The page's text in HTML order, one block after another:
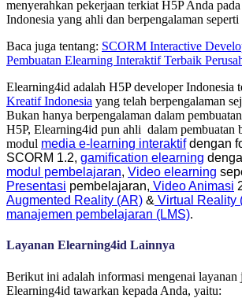
menyerahkan pekerjaan terkiat H5P Anda
Indonesia yang ahli dan berpengalaman
Baca juga tentang: SCORM Interactive
Pembuatan Elearning Interaktif Terbaik
Elearning4id adalah H5P developer Indonesia
Kreatif Indonesia yang telah berpengalaman
Bukan hanya berpengalaman dalam
H5P, Elearning4id pun ahli dalam pembuatan
modul media e-learning interaktifdengan
SCORM 1.2, gamification elearning
modul pembelajaran, Video elearning
Presentasi pembelajaran, Video Animasi
Augmented Reality (AR) & Virtual Reality
manajemen pembelajaran (LMS).
Layanan Elearning4id Lainnya
Berikut ini adalah informasi mengenai layanan
Elearning4id tawarkan kepada Anda, yaitu: